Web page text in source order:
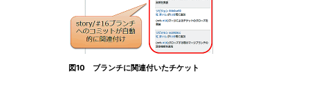
図10 ブランチに関連付いたチケット